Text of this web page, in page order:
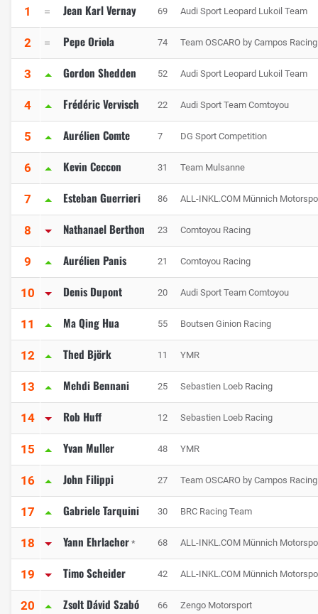
1 Jean Karl Vernay 69 Audi Sport Leopard Lukoil Team
2 Pepe Oriola 74 Team OSCARO by Campos Racing
3 Gordon Shedden 52 Audi Sport Leopard Lukoil Team
4 Frédéric Vervisch 22 Audi Sport Team Comtoyou
5 Aurélien Comte 7 DG Sport Competition
6 Kevin Ceccon 31 Team Mulsanne
7 Esteban Guerrieri 86 ALL-INKL.COM Münnich
8 Nathanael Berthon 23 Comtoyou Racing
9 Aurélien Panis 21 Comtoyou Racing
10 Denis Dupont 20 Audi Sport Team Comtoyou
11 Ma Qing Hua 55 Boutsen Ginion Racing
12 Thed Björk 11 YMR
13 Mehdi Bennani 25 Sebastien Loeb Racing
14 Rob Huff 12 Sebastien Loeb Racing
15 Yvan Muller 48 YMR
16 John Filippi 27 Team OSCARO by Campos Racing
17 Gabriele Tarquini 30 BRC Racing Team
18 Yann Ehrlacher * 68 ALL-INKL.COM Münnich
19 Timo Scheider 42 ALL-INKL.COM Münnich
20 Zsolt Dávid Szabó 66 Zengo Motorsport